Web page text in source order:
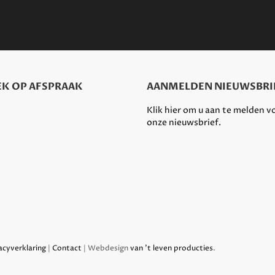
OP AFSPRAAK AANMELDEN
Klik hier om u aan te melden
onze nieuwsbrief.
| Contact | Webdesignvan 't leven producties.